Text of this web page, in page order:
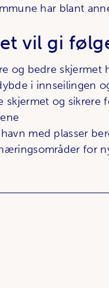
har blant
vil gi
og bedre
i innseilingen
skjermet og sikrere
med plasser
for